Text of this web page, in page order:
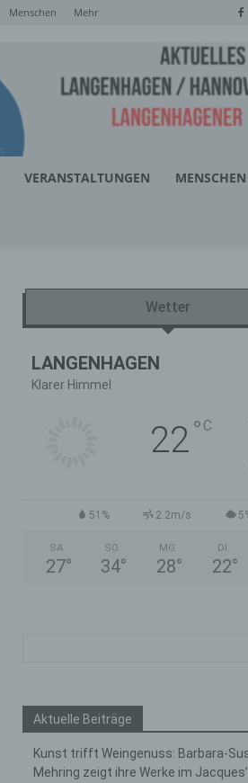
Menschen Mehr
VERANSTALTUNGEN MENSCHEN
Wetter
LANGENHAGEN
Klarer Himmel
22° C
51% 2.2m/s
SA.
27°
SO.
34°
MO.
28°
DI.
22°
Aktuelle Beiträge
Kunst trifft Weingenuss: Barbara-
Mehring zeigt ihre Werke im